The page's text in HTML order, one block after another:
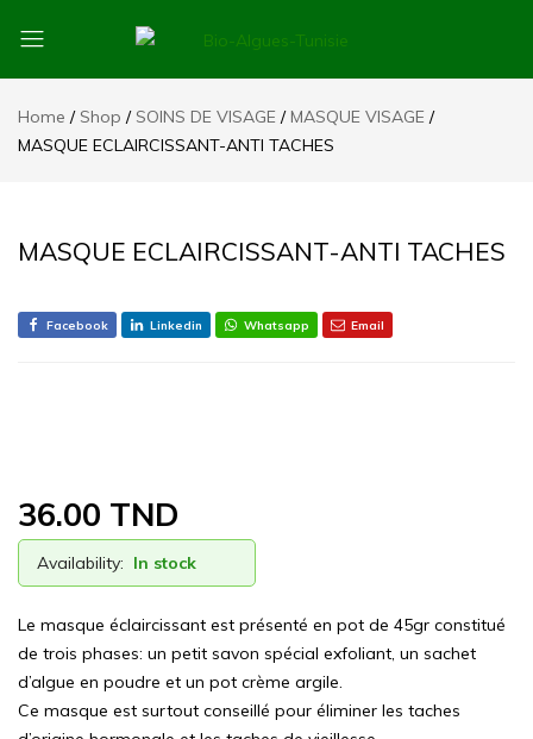
Tunisie
Tunisie
Home Shop SOINS DE VISAGE
MASQUE VISAGE
MASQUE ECLAIRCISSANT-ANTI TACHES
MASQUE ECLAIRCISSANT-ANTI TACHES
Facebook Linkedin Whatsapp Email
36.00 TND
Availability: In stock
Le masque éclaircissant est présenté en pot de 45gr constitué
de trois phases: un petit savon spécial exfoliant, un sachet
d’algue en poudre et un pot crème argile.
Ce masque est surtout conseillé pour éliminer les taches